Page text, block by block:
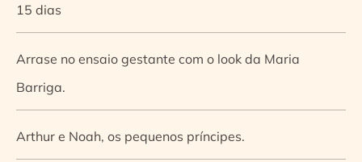
15 dias
Arrase no ensaio gestante com o look da Maria
Barriga.
Arthur e Noah, os pequenos príncipes.